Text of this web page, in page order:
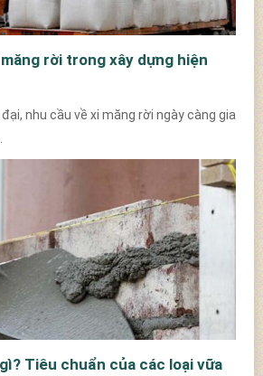
rời trong xây dựng hiện
nhu cầu về xi măng rời ngày càng gia
Tiêu chuẩn của các loại vữa